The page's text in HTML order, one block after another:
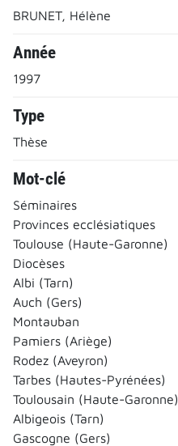
BRUNET, Hélène
Année
1997
Type
Thèse
Mot-clé
Séminaires
Provinces ecclésiatiques
Toulouse (Haute-Garonne)
Diocèses
Albi (Tarn)
Auch (Gers)
Montauban
Pamiers (Ariège)
Rodez (Aveyron)
Tarbes (Hautes-Pyrénées)
Toulousain (Haute-Garonne)
Albigeois (Tarn)
Gascogne (Gers)